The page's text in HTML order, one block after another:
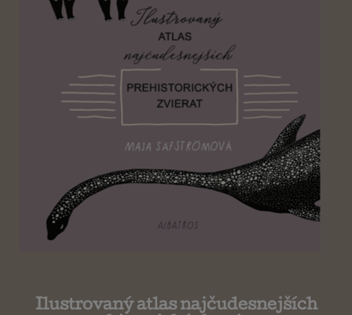
Ilustrovaný atlas najčudesnejších